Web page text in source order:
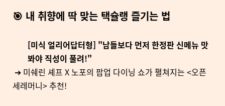
🎯 내 취향에 딱 맞는 택슐랭 즐기는 법
[미식 얼리어답터형] "남들보다 먼저 한정판 신메뉴 맛
봐야 직성이 풀려!"
➔ 미쉐린 셰프 X 노포의 팝업 다이닝 쇼가 펼쳐지는 <오픈
세레머니> 추천!